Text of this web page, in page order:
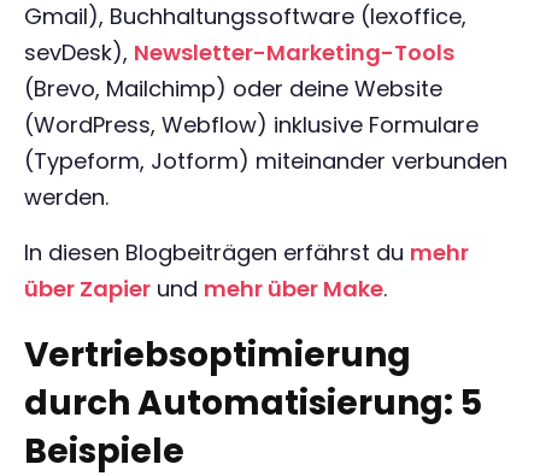
Gmail), Buchhaltungssoftware (lexoffice,
sevDesk), Newsletter-Marketing-Tools
(Brevo, Mailchimp) oder deine Website
(WordPress, Webflow) inklusive Formulare
(Typeform, Jotform) miteinander verbunden
werden.
In diesen Blogbeiträgen erfährst du mehr
über Zapier und mehr über Make.
Vertriebsoptimierung
durch Automatisierung: 5
Beispiele